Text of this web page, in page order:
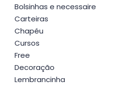
Bolsinhas e necessaire
Carteiras
Chapéu
Cursos
Free
Decoração
Lembrancinha